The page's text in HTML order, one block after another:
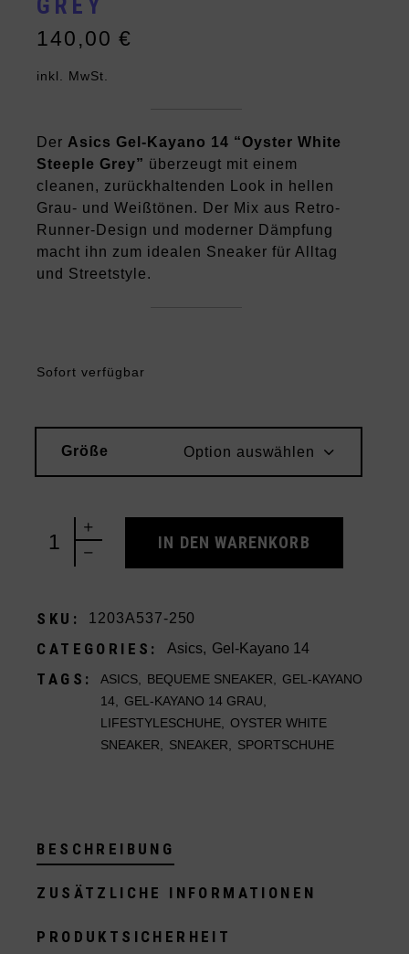
GREY
140,00€
inkl. MwSt.
Der Asics Gel-Kayano 14 “Oyster White
Steeple Grey” überzeugt mit einem
cleanen, zurückhaltenden Look in hellen
Grau- und Weißtönen. Der Mix aus Retro-
Runner-Design und moderner Dämpfung
macht ihn zum idealen Sneaker für Alltag
und Streetstyle.
Sofort verfügbar
Größe Option auswählen
Asics Gel-Kayano 14 Oyster White Steeple Grey
IN DEN WARENKORB
SKU: 1203A537-250
CATEGORIES: Asics, Gel-Kayano 14
TAGS: ASICS BEQUEME SNEAKER
GEL-KAYANO
14
GEL-KAYANO 14 GRAU
LIFESTYLESCHUHE ,OYSTER WHITE
SNEAKER
SNEAKER SPORTSCHUHE
BESCHREIBUNG
ZUSÄTZLICHE INFORMATIONEN
PRODUKTSICHERHEIT